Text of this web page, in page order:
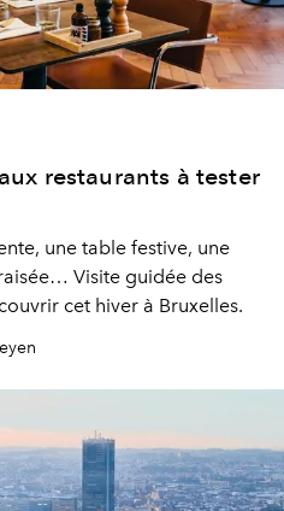
restaurants à tester
une table festive, une
Visite guidée des
cet hiver à Bruxelles.